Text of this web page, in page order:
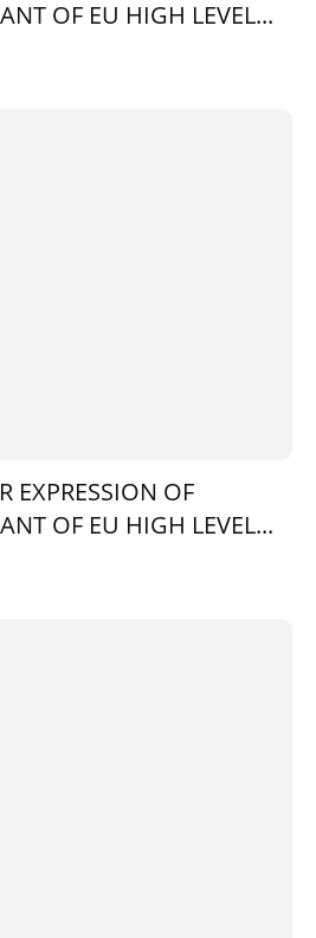
OF EU HIGH LEVEL...
EXPRESSION OF
OF EU HIGH LEVEL...